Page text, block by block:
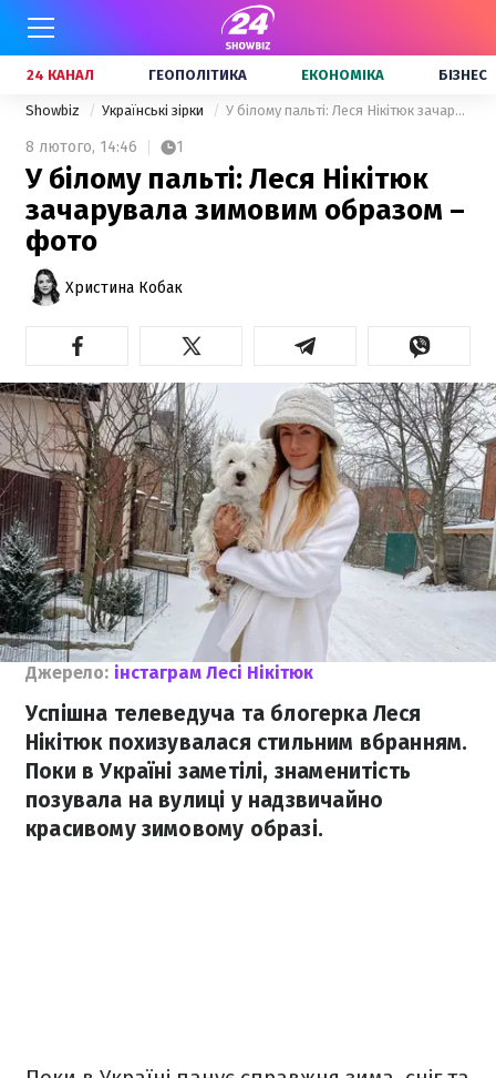
24 КАНАЛ ГЕОПОЛІТИКА ЕКОНОМІКА БІЗНЕС
Showbiz Українські зірки У білому пальті: Леся Нікітюк зачарувала зимовим образом – фото
8 лютого, 14:46 1
У білому пальті: Леся Нікітюк
зачарувала зимовим образом –
фото
Христина Кобак
Джерело: інстаграм Лесі Нікітюк
Успішна телеведуча та блогерка Леся
Нікітюк похизувалася стильним вбранням.
Поки в Україні заметілі, знаменитість
позувала на вулиці у надзвичайно
красивому зимовому образі.